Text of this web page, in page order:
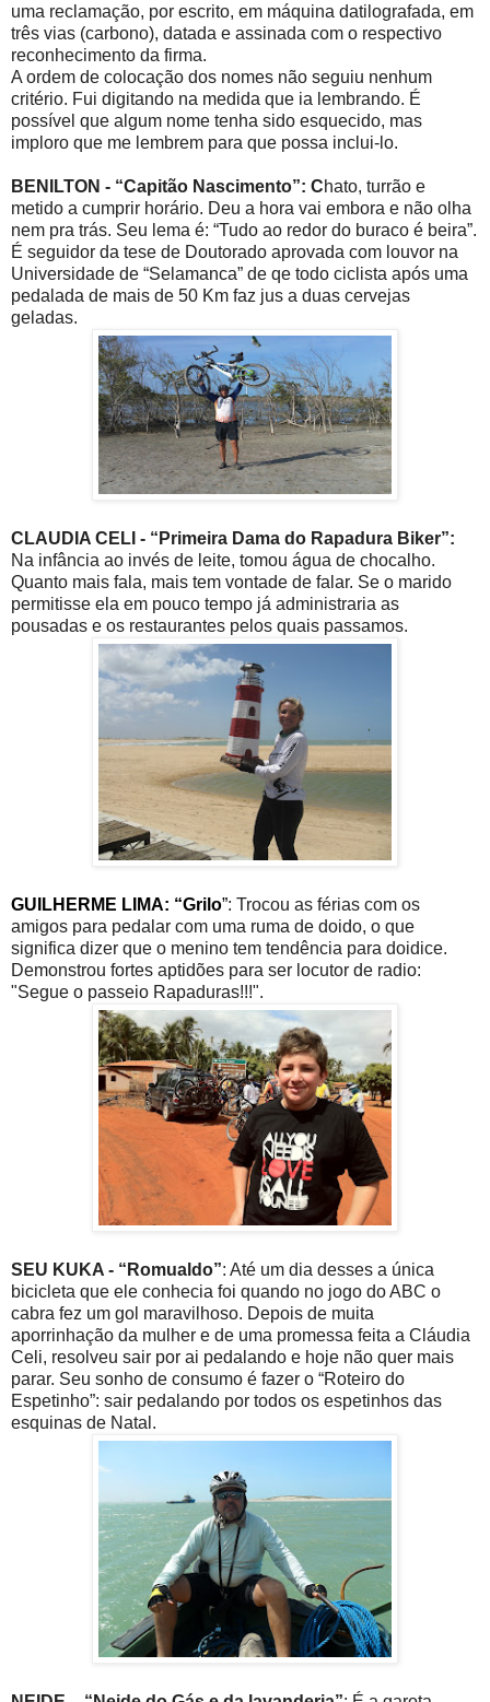
uma reclamação, por escrito, em máquina datilografada, em
três vias (carbono), datada e assinada com o respectivo
reconhecimento da firma.
A ordem de colocação dos nomes não seguiu nenhum
critério. Fui digitando na medida que ia lembrando. É
possível que algum nome tenha sido esquecido, mas
imploro que me lembrem para que possa inclui-lo.
BENILTON - “Capitão Nascimento”: Chato, turrão e
metido a cumprir horário. Deu a hora vai embora e não olha
nem pra trás. Seu lema é: “Tudo ao redor do buraco é beira”.
É seguidor da tese de Doutorado aprovada com louvor na
Universidade de “Selamanca” de qe todo ciclista após uma
pedalada de mais de 50 Km faz jus a duas cervejas
geladas.
CLAUDIA CELI - “Primeira Dama do Rapadura Biker”:
Na infância ao invés de leite, tomou água de chocalho.
Quanto mais fala, mais tem vontade de falar. Se o marido
permitisse ela em pouco tempo já administraria as
pousadas e os restaurantes pelos quais passamos.
GUILHERME LIMA: “Grilo”: Trocou as férias com os
amigos para pedalar com uma ruma de doido, o que
significa dizer que o menino tem tendência para doidice.
Demonstrou fortes aptidões para ser locutor de radio:
"Segue o passeio Rapaduras!!!".
SEU KUKA - “Romualdo”: Até um dia desses a única
bicicleta que ele conhecia foi quando no jogo do ABC o
cabra fez um gol maravilhoso. Depois de muita
aporrinhação da mulher e de uma promessa feita a Cláudia
Celi, resolveu sair por ai pedalando e hoje não quer mais
parar. Seu sonho de consumo é fazer o “Roteiro do
Espetinho”: sair pedalando por todos os espetinhos das
esquinas de Natal.